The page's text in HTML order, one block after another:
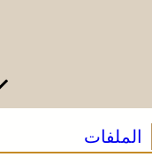
الملفات